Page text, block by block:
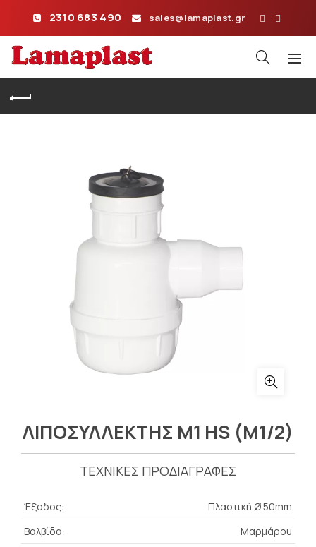
2310 683 490 sales@lamaplast.gr
ΛΙΠΟΣΥΛΛΕΚΤΗΣ M1 HS (M1/2)
ΤΕΧΝΙΚΕΣ ΠΡΟΔΙΑΓΡΑΦΕΣ
Έξοδος:
Πλαστική Ø 50mm
Βαλβίδα:
Μαρμάρου